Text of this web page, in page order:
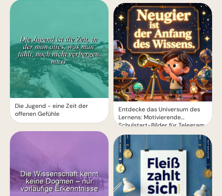
Die Jugend - eine Zeit der
offenen Gefühle
Entdecke das Universum des
Lernens: Motivierende
Schulstart-Bilder für Telegram